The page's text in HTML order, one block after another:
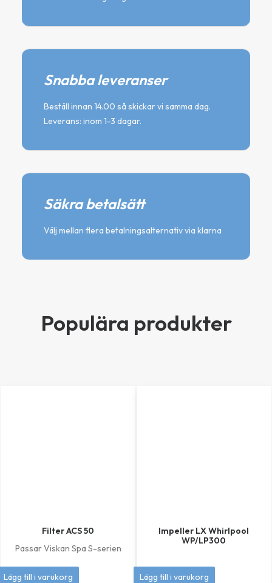
Snabba leveranser
Beställ innan 14.00 så skickar vi samma dag.
Leverans: inom 1-3 dagar.
Säkra betalsätt
Välj mellan flera betalningsalternativ via klarna
Populära produkter
Filter ACS 50
Passar Viskan Spa S-serien
449kr
Lägg till i varukorg
Impeller LX Whirlpool
WP/LP300
349kr
Lägg till i varukorg